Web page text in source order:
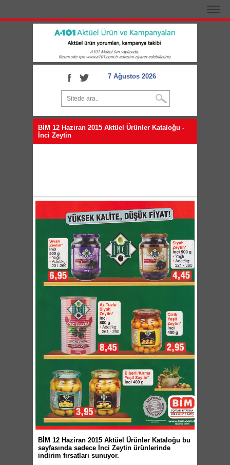
7 Ağustos 2026
BİM 12 Haziran 2015 Aktüel Ürünler Kataloğu -
İnci Zeytin
BİM 12 Haziran 2015 Aktüel Ürünler Kataloğu bu
sayfasında sadece İnci Zeytin ürünlerinde
indirim fırsatları sunuyor.